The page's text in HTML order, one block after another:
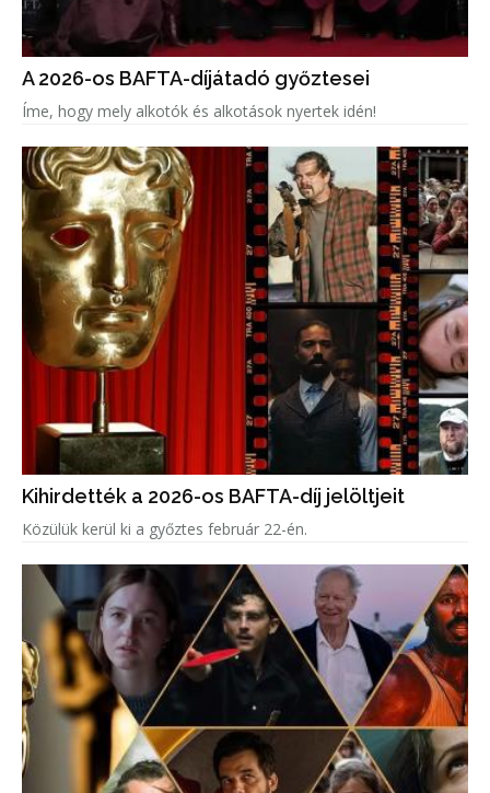
A 2026-os BAFTA-díjátadó győztesei
Íme, hogy mely alkotók és alkotások nyertek idén!
Kihirdették a 2026-os BAFTA-díj jelöltjeit
Közülük kerül ki a győztes február 22-én.